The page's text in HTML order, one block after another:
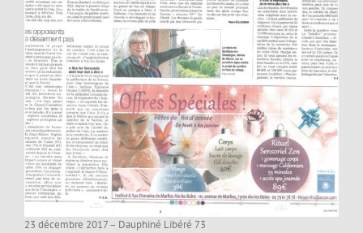
23 décembre 2017 – Dauphiné Libéré 73